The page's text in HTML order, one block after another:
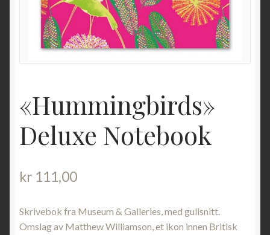
«Hummingbirds»
Deluxe Notebook
kr 111,00
Skrivebok fra Museum & Galleries, med gullsnitt.
Omslag av Matthew Williamson, et ikon innen Britisk